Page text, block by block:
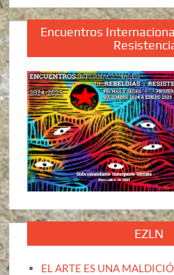
Encuentros
EZLN
EL ARTE ES UNA